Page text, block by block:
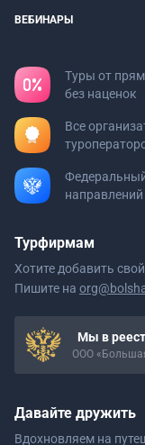
ВЕБИНАРЫ
Туры от
без наценок
Все
Турфирмам
Хотите добавить
Пишите на
Мы в
ООО
Давайте дружить
Вдохновляем на